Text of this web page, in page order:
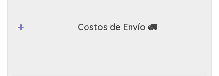
Costos de Envío 🚛